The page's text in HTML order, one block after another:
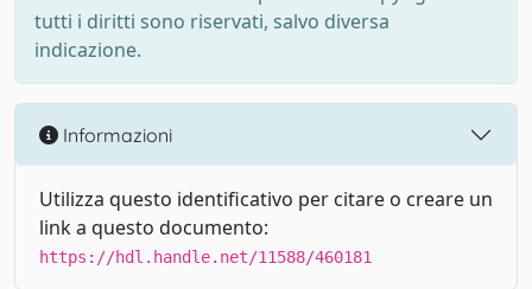
tutti i diritti sono riservati, salvo diversa
indicazione.
Informazioni
Utilizza questo identificativo per citare o creare un
link a questo documento:
https://hdl.handle.net/11588/460181